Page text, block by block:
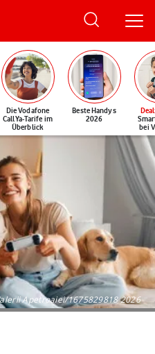
Die Vodafone
CallYa-Tarife im
Überblick
Beste Handys
2026
Deal
bei
Apetroaiei/1675829818 2026